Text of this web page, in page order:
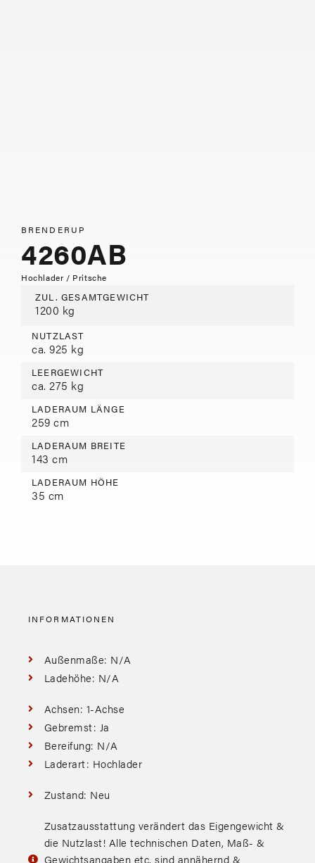
BRENDERUP
4260AB
Hochlader / Pritsche
ZUL. GESAMTGEWICHT
1200 kg
NUTZLAST
ca. 925 kg
LEERGEWICHT
ca. 275 kg
LADERAUM LÄNGE
259 cm
LADERAUM BREITE
143 cm
LADERAUM HÖHE
35 cm
INFORMATIONEN
Außenmaße: N/A
Ladehöhe: N/A
Achsen: 1-Achse
Gebremst: Ja
Bereifung: N/A
Laderart: Hochlader
Zustand: Neu
Zusatzausstattung verändert das Eigengewicht &
die Nutzlast! Alle technischen Daten, Maß- &
Gewichtsangaben etc. sind annähernd &